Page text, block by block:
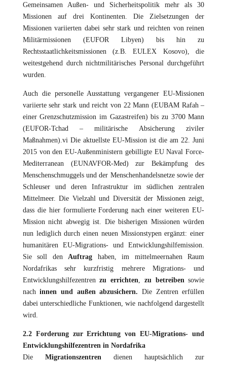
Gemeinsamen Außen- und Sicherheitspolitik mehr als 30
Missionen auf drei Kontinenten. Die Zielsetzungen der
Missionen variierten dabei sehr stark und reichten von reinen
Militärmissionen (EUFOR Libyen) bis hin zu
Rechtsstaatlichkeitsmissionen (z.B. EULEX Kosovo), die
weitestgehend durch nichtmilitärisches Personal durchgeführt
wurden.
Auch die personelle Ausstattung vergangener EU-Missionen
variierte sehr stark und reicht von 22 Mann (EUBAM Rafah –
einer Grenzschutzmission im Gazastreifen) bis zu 3700 Mann
(EUFOR-Tchad – militärische Absicherung ziviler
Maßnahmen).vi Die aktuellste EU-Mission ist die am 22. Juni
2015 von den EU-Außenministern gebilligte EU Naval Force-
Mediterranean (EUNAVFOR-Med) zur Bekämpfung des
Menschenschmuggels und der Menschenhandelsnetze sowie der
Schleuser und deren Infrastruktur im südlichen zentralen
Mittelmeer. Die Vielzahl und Diversität der Missionen zeigt,
dass die hier formulierte Forderung nach einer weiteren EU-
Mission nicht abwegig ist. Die bisherigen Missionen würden
nun lediglich durch einen neuen Missionstypen ergänzt: einer
humanitären EU-Migrations- und Entwicklungshilfemission.
Sie soll denAuftrag haben, im mittelmeernahen Raum
Nordafrikas sehr kurzfristig mehrere Migrations- und
Entwicklungshilfezentrenzu errichten, zu betreibensowie
nachinnen und außen abzusichern. Die Zentren erfüllen
dabei unterschiedliche Funktionen, wie nachfolgend dargestellt
wird.
2.2 Forderung zur Errichtung von EU-Migrations- und
Entwicklungshilfezentren in Nordafrika
Die Migrationszentrendienen hauptsächlich zur